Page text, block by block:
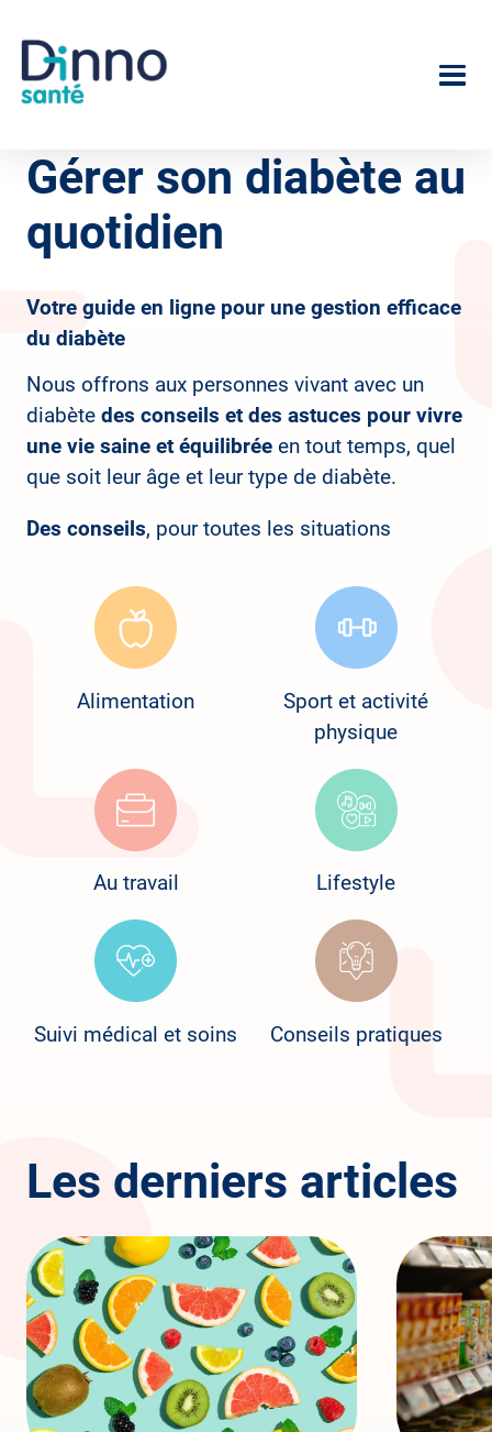
contenu
principal
Image
Gérer son diabète au
quotidien
Votre guide en ligne pour une gestion efficace
du diabète
Nous offrons aux personnes vivant avec un
diabète des conseils et des astuces pour vivre
une vie saine et équilibréeen tout temps, quel
que soit leur âge et leur type de diabète.
Des conseils, pour toutes les situations
Alimentation
Sport et activité
physique
Au travail Lifestyle
Suivi médical et soins Conseils pratiques
Les derniers articles